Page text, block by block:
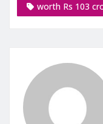
worth Rs 103